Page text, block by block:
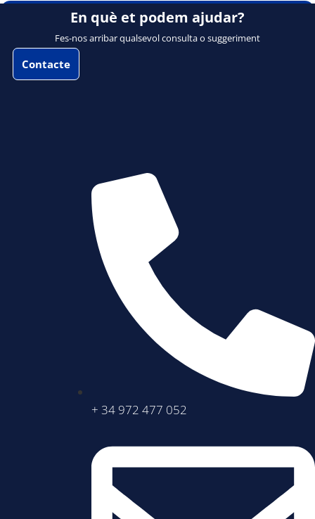
En què et podem ajudar?
Fes-nos arribar qualsevol consulta o suggeriment
Contacte
+ 34 972 477 052